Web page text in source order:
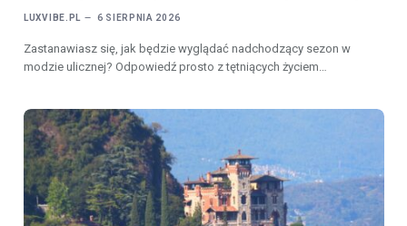
LUXVIBE.PL 6 SIERPNIA 2026
Zastanawiasz się, jak będzie wyglądać nadchodzący sezon w
modzie ulicznej? Odpowiedź prosto z tętniących życiem…